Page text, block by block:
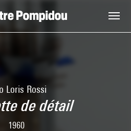
Loris Rossi
de détail
1960